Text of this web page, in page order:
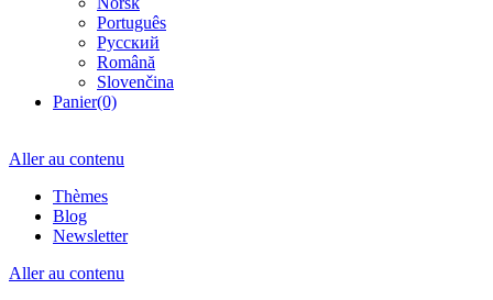
Português
Русский
Română
Slovenčina
Panier(0)
Aller au contenu
Thèmes
Blog
Newsletter
Aller au contenu